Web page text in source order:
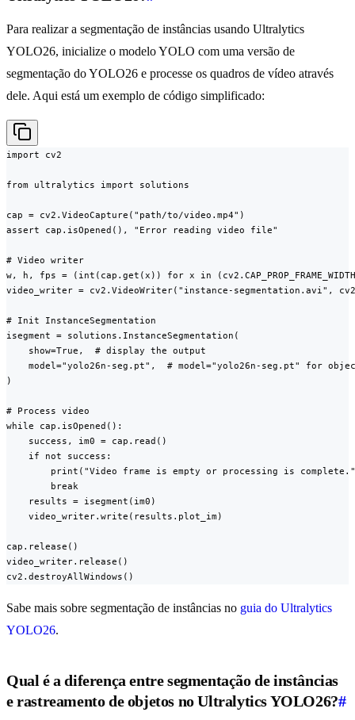
Para realizar a segmentação de instâncias usando Ultralytics
YOLO26, inicialize o modelo YOLO com uma versão de
segmentação do YOLO26 e processe os quadros de vídeo através
dele. Aqui está um exemplo de código simplificado:
import cv2
from ultralytics import solutions
cap = cv2.VideoCapture("path/to/video.mp4")
assert cap.isOpened(), "Error reading video file"
# Video writer
w, h, fps = (int(cap.get(x)) for x in (cv2.CAP_PROP_FRAME_WIDTH,
video_writer = cv2.VideoWriter("instance-segmentation.avi",
# Init InstanceSegmentation
isegment = solutions.InstanceSegmentation(
    show=True,  # display the output
model="yolo26n-seg.pt",  # model="yolo26n-seg.pt" for
)
# Process video
while cap.isOpened():
    success, im0 = cap.read()
    if not success:
print("Video frame is empty or processing is
        break
    results = isegment(im0)
    video_writer.write(results.plot_im)
cap.release()
video_writer.release()
cv2.destroyAllWindows()
Sabe mais sobre segmentação de instâncias no guia do Ultralytics
YOLO26.
Qual é a diferença entre segmentação de instâncias
e rastreamento de objetos no Ultralytics YOLO26?#